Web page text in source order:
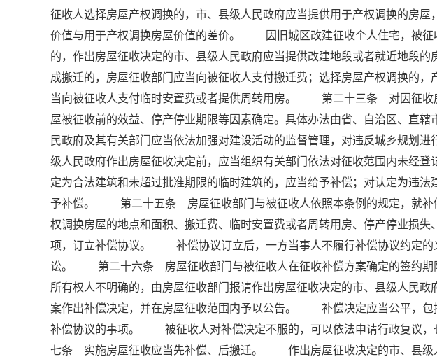
征收人选择房屋产权调换的，市、县级人民政府应当提供用于产权调换的房屋
价值与用于产权调换房屋价值的差价。 因旧城区改建征收个人住宅，被征
的，作出房屋征收决定的市、县级人民政府应当提供改建地段或者就近地
成搬迁的，房屋征收部门应当向被征收人支付搬迁费；选择房屋产权调换的，
当向被征收人支付临时安置费或者提供周转用房。 第二十三条 对因征收
屋被征收前的效益、停产停业期限等因素确定。具体办法由省、自治区、
民政府及其有关部门应当依法加强对建设活动的监督管理，对违反城乡规
级人民政府作出房屋征收决定前，应当组织有关部门依法对征收范围内未经登
定为合法建筑和未超过批准期限的临时建筑的，应当给予补偿；对认定为违法
予补偿。 第二十五条 房屋征收部门与被征收人依照本条例的规定，就补
权调换房屋的地点和面积、搬迁费、临时安置费或者周转用房、停产停业损
项，订立补偿协议。 补偿协议订立后，一方当事人不履行补偿协议约定的
讼。 第二十六条 房屋征收部门与被征收人在征收补偿方案确定的签约期
所有权人不明确的，由房屋征收部门报请作出房屋征收决定的市、县级人民政
案作出补偿决定，并在房屋征收范围内予以公告。 补偿决定应当公平，包
补偿协议的事项。 被征收人对补偿决定不服的，可以依法申请行政复议
七条 实施房屋征收应当先补偿、后搬迁。 作出房屋征收决定的市、县级